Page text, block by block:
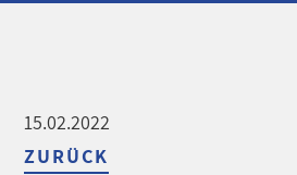
15.02.2022
ZURÜCK